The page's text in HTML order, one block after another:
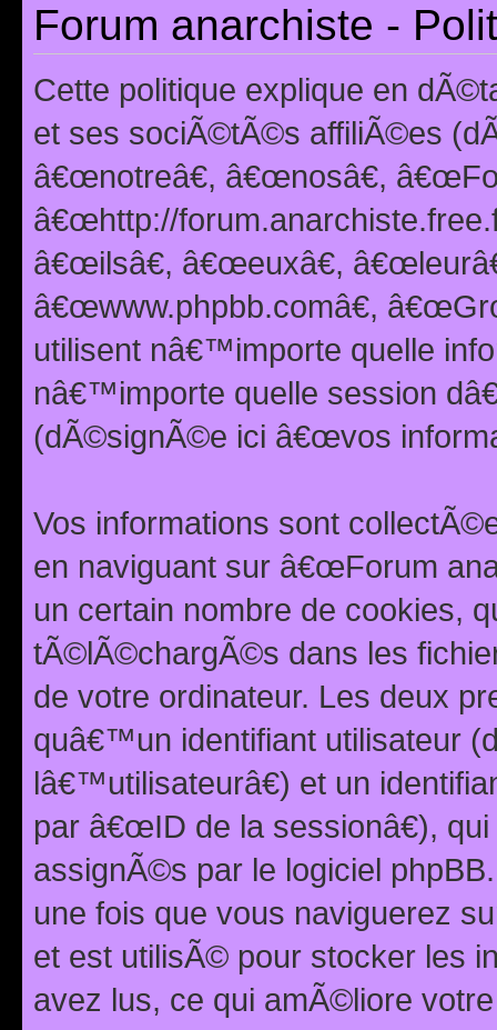
Forum anarchiste -
Cette politique explique en
et ses sociÃ©tÃ©s affiliÃ©es
â€œnotreâ€, â€œnosâ€,
â€œhttp://
â€œilsâ€, â€œeuxâ€,
â€œwww.phpbb.comâ€,
utilisent nâ€™importe quelle
nâ€™importe quelle session
(dÃ©signÃ©e ici â€œvos
Vos informations sont
en naviguant sur â€œForum
un certain nombre de cookies,
tÃ©lÃ©chargÃ©s dans les
de votre ordinateur. Les deux
quâ€™un identifiant utilisateur
lâ€™utilisateurâ€) et un
par â€œID de la sessionâ€),
assignÃ©s par le logiciel
une fois que vous naviguerez
et est utilisÃ© pour stocker les
avez lus, ce qui amÃ©liore